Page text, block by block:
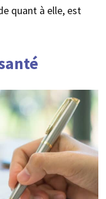
quant à elle, est